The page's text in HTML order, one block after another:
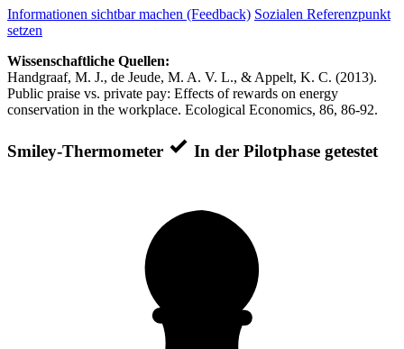
Informationen sichtbar machen (Feedback) Sozialen Referenzpunkt
setzen
Wissenschaftliche Quellen:
Handgraaf, M. J., de Jeude, M. A. V. L., & Appelt, K. C. (2013).
Public praise vs. private pay: Effects of rewards on energy
conservation in the workplace. Ecological Economics, 86, 86-92.
Smiley-Thermometer In der Pilotphase getestet